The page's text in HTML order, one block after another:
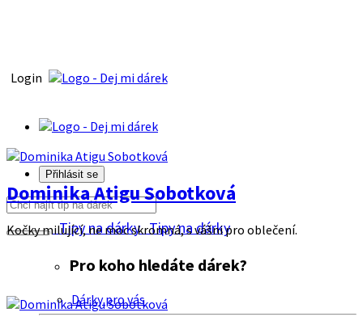
Login
Přihlásit se
Tipy na dárkyTipy na dárky
Pro koho hledáte dárek?
Dárky pro vás
Dominika Atigu Sobotková
Kočky milující, ne moc skromná, s vášni pro oblečení.